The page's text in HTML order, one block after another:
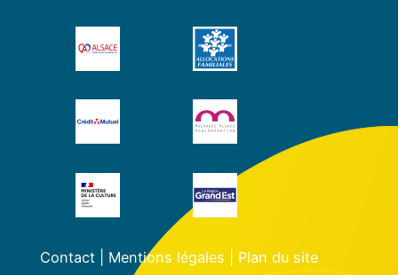
Contact| Mentions légales Plan du site